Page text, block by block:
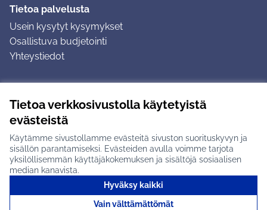
Tietoa verkkosivustolla käytetyistä
evästeistä
Käytämme sivustollamme evästeitä sivuston suorituskyvyn ja
sisällön parantamiseksi. Evästeiden avulla voimme tarjota
yksilöllisemmän käyttäjäkokemuksen ja sisältöjä sosiaalisen
median kanavista.
Hyväksy kaikki
Vain välttämättömät
Tietoa palvelusta
Usein kysytyt kysymykset
Osallistuva budjetointi
Yhteystiedot
Ohjeet kirjautumiseen
Ohjeet kommentin jättämiseen
Tuusulan osallistumisalusta X-palvelussa